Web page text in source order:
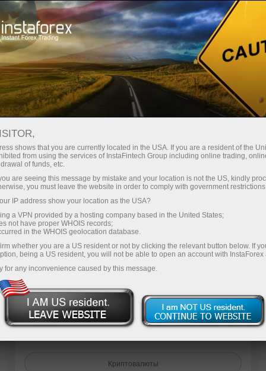
Трейдерлар учун
Форекс аналитика
АНАЛИТИЧЕСКИЕ ОБЗОРЫ
ФОРЕКС
Савдо ҳисоб-варағини очиш
Демо-ҳисоб-варағини очиш
Назад в Аналитику
Криптовалюты
shows that you are currently located in the USA. If you are a resident of the
from using the services of InstaFintech Group including online trading,
of funds, etc.
are seeing this message by mistake and your location is not the US, kindly
you must leave the website in order to comply with government
IP address show your location as the USA?
a VPN provided by a hosting company based in the United States;
not have proper WHOIS records;
in the WHOIS geolocation database.
whether you are a US resident or not by clicking the relevant button below. If
being a US resident, you will not be able to open an account with InstaForex
for any inconvenience caused by this message.